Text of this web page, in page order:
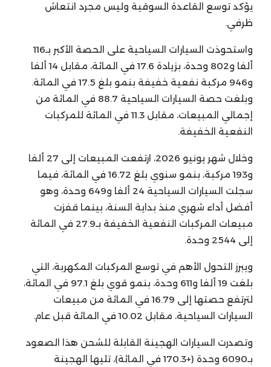
يؤكد توسع القاعدة السوقية وليس مجرد انتعاش
ظرفي.
واستحوذت السيارات السياحية على الحصة الأكبر بـ116
ألفا و802 وحدة، بزيادة 17.6 في المائة، مقابل 14 ألفا
و946 مركبة نفعية خفيفة بنمو بلغ 17.5 في المائة.
وبلغت حصة السيارات السياحية 88.7 في المائة من
إجمالي المبيعات، مقابل 11.3 في المائة للمركبات
النفعية الخفيفة.
وخلال شهر يونيو 2026، ارتفعت المبيعات إلى 27 ألفا
و193 مركبة، بنمو سنوي بلغ 16.72 في المائة، فيما
سجلت السيارات السياحية 24 ألفا و649 وحدة، وهو
أفضل أداء شهري منذ بداية السنة، بينما قفزت
مبيعات المركبات النفعية الخفيفة بـ27.9 في المائة
إلى 2544 وحدة.
ويبرز التحول الأهم في توسع المركبات المكهربة، التي
بلغت 19 ألفا و611 وحدة، بنمو قوي بلغ 97.1 في المائة،
لترتفع حصتها إلى 16.79 في المائة من مبيعات
السيارات السياحية، مقابل 10.02 في المائة قبل عام.
وتصدرت السيارات الهجينة القابلة للشحن هذا الصعود
بـ6090 وحدة (+170.3 في المائة)، تليها الهجينة